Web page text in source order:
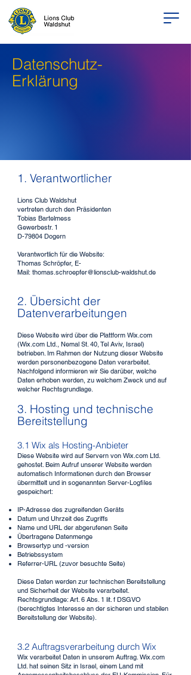
Datenschutz-
Erklärung
1. Verantwortlicher
Lions Club Waldshut
vertreten durch den Präsidenten
Tobias Bartelmess
Gewerbestr. 1
D-79804 Dogern
Verantwortlich für die Website:
Thomas Schröpfer, E-
Mail: thomas.schroepfer@lionsclub-waldshut.de
2. Übersicht der
Datenverarbeitungen
Diese Website wird über die Plattform Wix.com
(Wix.com Ltd., Nemal St. 40, Tel Aviv, Israel)
betrieben. Im Rahmen der Nutzung dieser Website
werden personenbezogene Daten verarbeitet.
Nachfolgend informieren wir Sie darüber, welche
Daten erhoben werden, zu welchem Zweck und auf
welcher Rechtsgrundlage.
3. Hosting und technische
Bereitstellung
3.1 Wix als Hosting-Anbieter
Diese Website wird auf Servern von Wix.com Ltd.
gehostet. Beim Aufruf unserer Website werden
automatisch Informationen durch den Browser
übermittelt und in sogenannten Server-Logfiles
gespeichert:
IP-Adresse des zugreifenden Geräts
Datum und Uhrzeit des Zugriffs
Name und URL der abgerufenen Seite
Übertragene Datenmenge
Browsertyp und -version
Betriebssystem
Referrer-URL (zuvor besuchte Seite)
Diese Daten werden zur technischen Bereitstellung
und Sicherheit der Website verarbeitet.
Rechtsgrundlage: Art. 6 Abs. 1 lit. f DSGVO
(berechtigtes Interesse an der sicheren und stabilen
Bereitstellung der Website).
3.2 Auftragsverarbeitung durch Wix
Wix verarbeitet Daten in unserem Auftrag. Wix.com
Ltd. hat seinen Sitz in Israel, einem Land mit